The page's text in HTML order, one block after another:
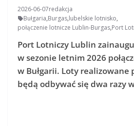
2026-06-07redakcja
Bułgaria,Burgas,lubelskie lotnisko,
połączenie lotnicze Lublin-Burgas,Port
Port Lotniczy Lublin
w sezonie letnim 2026
w Bułgarii. Loty realizowane
będą odbywać się dwa razy